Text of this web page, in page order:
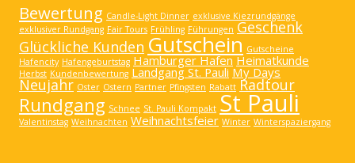
Bewertung Candle-Light Dinner exklusive Kiezrundgänge
exklusiver Rundgang Fair Tours Frühling Führungen Geschenk
Glückliche Kunden Gutschein Gutscheine
Hafencity Hafengeburtstag Hamburger Hafen Heimatkunde
Herbst Kundenbewertung Landgang St. Pauli My Days
Neujahr Oster Ostern Partner Pfingsten Rabatt Radtour
Rundgang Schnee St. Pauli Kompakt St Pauli
Valentinstag Weihnachten Weihnachtsfeier Winter Winterspaziergang